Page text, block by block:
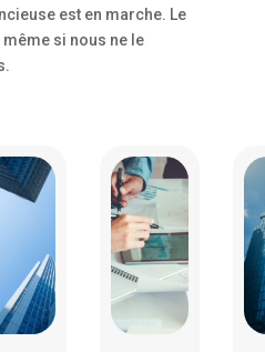
est en marche. Le
si nous ne le